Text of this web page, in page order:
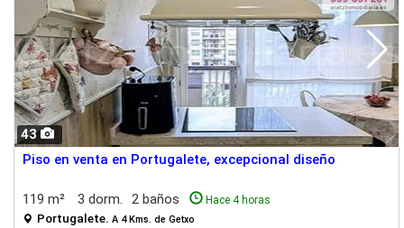
43
Piso en venta en Portugalete, excepcional diseño
119 m² 3 dorm. 2 baños Hace 4 horas
Portugalete. A 4 Kms. de Getxo